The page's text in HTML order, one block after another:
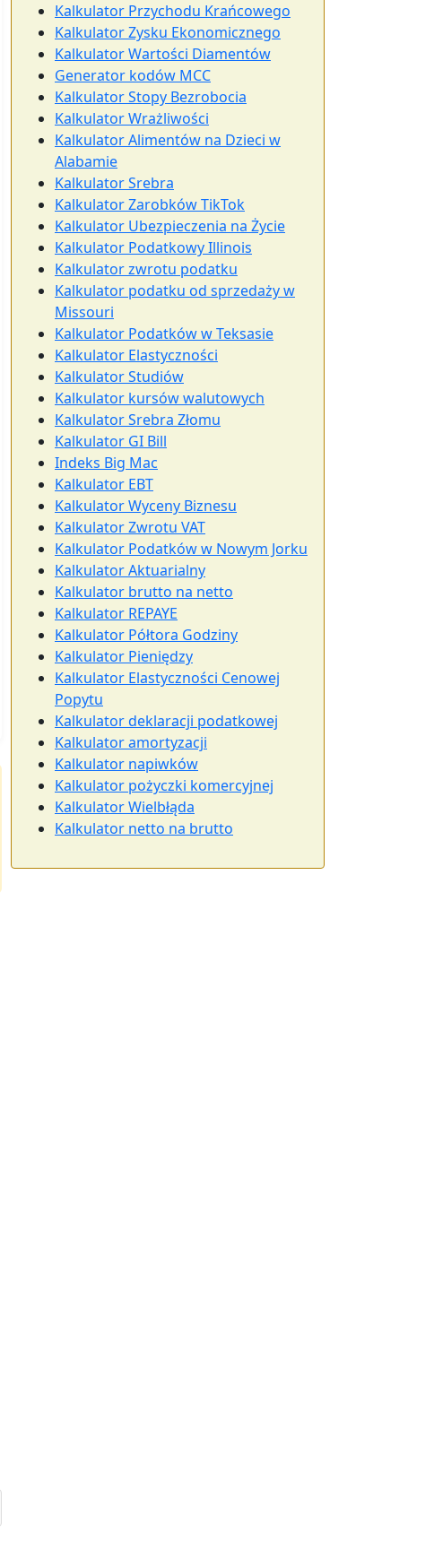
Kalkulator Przychodu Krańcowego
Kalkulator Zysku Ekonomicznego
Kalkulator Wartości Diamentów
Generator kodów MCC
Kalkulator Stopy Bezrobocia
Kalkulator Wrażliwości
Kalkulator Alimentów na Dzieci w
Alabamie
Kalkulator Srebra
Kalkulator Zarobków TikTok
Kalkulator Ubezpieczenia na Życie
Kalkulator Podatkowy Illinois
Kalkulator zwrotu podatku
Kalkulator podatku od sprzedaży w
Missouri
Kalkulator Podatków w Teksasie
Kalkulator Elastyczności
Kalkulator Studiów
Kalkulator kursów walutowych
Kalkulator Srebra Złomu
Kalkulator GI Bill
Indeks Big Mac
Kalkulator EBT
Kalkulator Wyceny Biznesu
Kalkulator Zwrotu VAT
Kalkulator Podatków w Nowym Jorku
Kalkulator Aktuarialny
Kalkulator brutto na netto
Kalkulator REPAYE
Kalkulator Półtora Godziny
Kalkulator Pieniędzy
Kalkulator Elastyczności Cenowej
Popytu
Kalkulator deklaracji podatkowej
Kalkulator amortyzacji
Kalkulator napiwków
Kalkulator pożyczki komercyjnej
Kalkulator Wielbłąda
Kalkulator netto na brutto